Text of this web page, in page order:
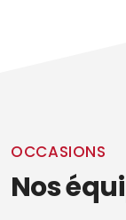
OCCASIONS
Nos